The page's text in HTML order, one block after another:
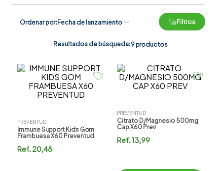
Ordenar por Fecha de lanzamiento Filtros
Resultados de búsqueda:9 productos
PREVENTUD
Immune Support Kids Gom
Frambuesa X60 Preventud
Ref.20,48
PREVENTUD
Citrato D/magnesio 500mg
Cap X60 Prev
Ref.13,99